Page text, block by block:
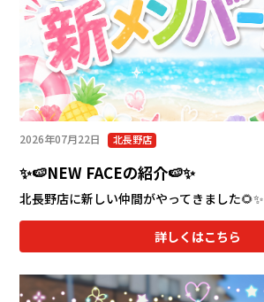
2026年07月22日 北長野店
✨🍉NEW FACEの紹介🍉✨
北長野店に新しい仲間がやってきました🌻✨
詳しくはこちら